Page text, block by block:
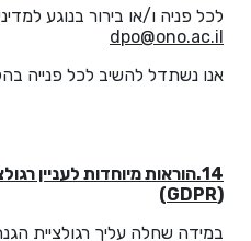
לכל פניה ו/או בירור בנוגע
dpo@ono.ac.il
אנו נשתדל להשיב לכל פנייה
14.הוראות מיוחדות לעניין רגולצית הגנת המידע האירופאית
(GDPR)